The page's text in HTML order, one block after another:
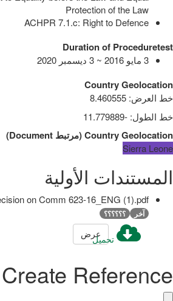
Protection of the Law
ACHPR 7.1.c: Right to Defence
Duration of Proceduretest
3 مايو 2016 ~ 3 ديسمبر 2020
Country Geolocation
خط العرض:
8.460555
خط الطول:
-11.779889
Country Geolocation
(مرتبط Document
)
Sierra Leone
المستندات الأولية
on Comm 623-16_ENG (1).pdf
آخر ؟؟؟؟؟؟
تحميلعرض
Create Reference